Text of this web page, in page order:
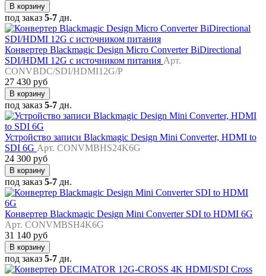
В корзину
под заказ 5-7 дн.
Конвертер Blackmagic Design Micro Converter BiDirectional
SDI/HDMI 12G с источником питания Арт.
CONVBDC/SDI/HDMI12G/P
27 430 руб
В корзину
под заказ 5-7 дн.
Устройство записи Blackmagic Design Mini Converter, HDMI to
SDI 6G Арт. CONVMBHS24K6G
24 300 руб
В корзину
под заказ 5-7 дн.
Конвертер Blackmagic Design Mini Converter SDI to HDMI 6G
Арт. CONVMBSH4K6G
31 140 руб
В корзину
под заказ 5-7 дн.